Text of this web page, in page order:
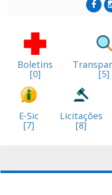
Boletins
[0] [5]
E-Sic
[7]
Licitações
[8]